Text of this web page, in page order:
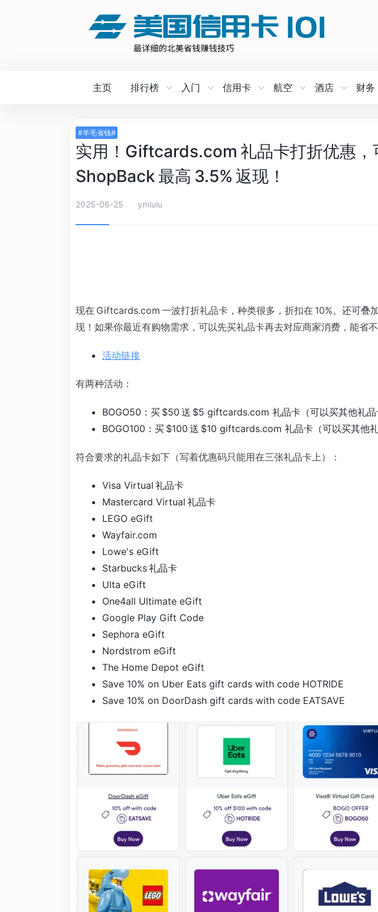
主页 排行榜 入门 信用卡 航空 酒店 财务
#羊毛省钱#
实用！Giftcards.com 礼品卡打折优惠，
ShopBack 最高 3.5% 返现！
2025-06-25 ymlulu
现在 Giftcards.com 一波打折礼品卡，种类很多，折扣在 10%。还可叠
现！如果你最近有购物需求，可以先买礼品卡再去对应商家消费，能省不
活动链接
有两种活动：
BOGO50：买 $50 送 $5 giftcards.com 礼品卡（可以买其他礼品
BOGO100：买 $100 送 $10 giftcards.com 礼品卡（可以买其他礼
符合要求的礼品卡如下（写着优惠码只能用在三张礼品卡上）：
Visa Virtual 礼品卡
Mastercard Virtual 礼品卡
LEGO eGift
Wayfair.com
Lowe's eGift
Starbucks 礼品卡
Ulta eGift
One4all Ultimate eGift
Google Play Gift Code
Sephora eGift
Nordstrom eGift
The Home Depot eGift
Save 10% on Uber Eats gift cards with code HOTRIDE
Save 10% on DoorDash gift cards with code EATSAVE